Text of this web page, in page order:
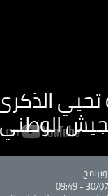
تحيي
30/07/